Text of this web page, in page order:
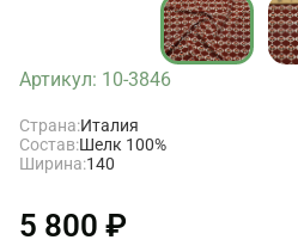
Артикул: 10-3846
Страна:Италия
Состав:Шелк 100%
Ширина:140
5 800 ₽